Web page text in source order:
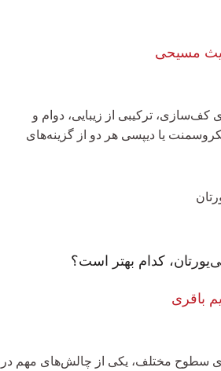
مسیحی
کف‌سازی، ترکیبی از زیبایی، دوام و
یا دیپسی هر دو از گزینه‌های
کدام بهتر است؟
باقری
سطوح مختلف، یکی از چالش‌های مهم در